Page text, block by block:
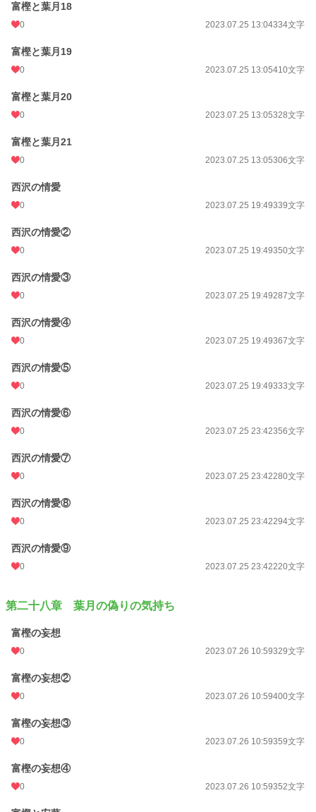
富樫と葉月18
0 2023.07.25 13:04334文字
富樫と葉月19
0 2023.07.25 13:05410文字
富樫と葉月20
0 2023.07.25 13:05328文字
富樫と葉月21
0 2023.07.25 13:05306文字
西沢の情愛
0 2023.07.25 19:49339文字
西沢の情愛②
0 2023.07.25 19:49350文字
西沢の情愛③
0 2023.07.25 19:49287文字
西沢の情愛④
0 2023.07.25 19:49367文字
西沢の情愛⑤
0 2023.07.25 19:49333文字
西沢の情愛⑥
0 2023.07.25 23:42356文字
西沢の情愛⑦
0 2023.07.25 23:42280文字
西沢の情愛⑧
0 2023.07.25 23:42294文字
西沢の情愛⑨
0 2023.07.25 23:42220文字
第二十八章 葉月の偽りの気持ち
富樫の妄想
0 2023.07.26 10:59329文字
富樫の妄想②
0 2023.07.26 10:59400文字
富樫の妄想③
0 2023.07.26 10:59359文字
富樫の妄想④
0 2023.07.26 10:59352文字